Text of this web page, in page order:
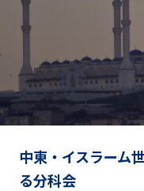
中東・イスラーム
る分科会